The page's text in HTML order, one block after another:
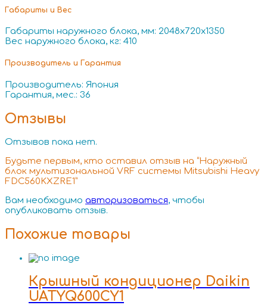
Габариты и Вес
Габариты наружного блока, мм: 2048x720x1350
Вес наружного блока, кг: 410
Производитель и Гарантия
Производитель: Япония
Гарантия, мес.: 36
Отзывы
Отзывов пока нет.
Будьте первым, кто оставил отзыв на “Наружный
блок мультизональной VRF системы Mitsubishi Heavy
FDC560KXZRE1”
Вам необходимо авторизоваться, чтобы
опубликовать отзыв.
Похожие товары
Крышный кондиционер Daikin
UATYQ600CY1